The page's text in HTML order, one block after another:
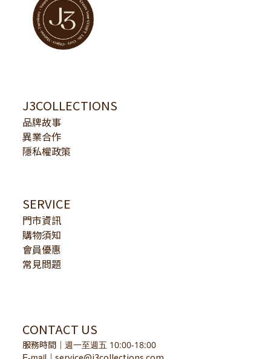
J3COLLECTIONS
品牌故事
異業合作
隱私權政策
SERVICE
門市資訊
購物須知
會員優惠
常見問題
CONTACT US
服務時間 ｜ 週一至週五 10:00-18:00